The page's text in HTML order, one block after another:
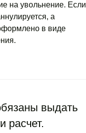
на увольнение. Если
а
в виде
выдать
расчет.